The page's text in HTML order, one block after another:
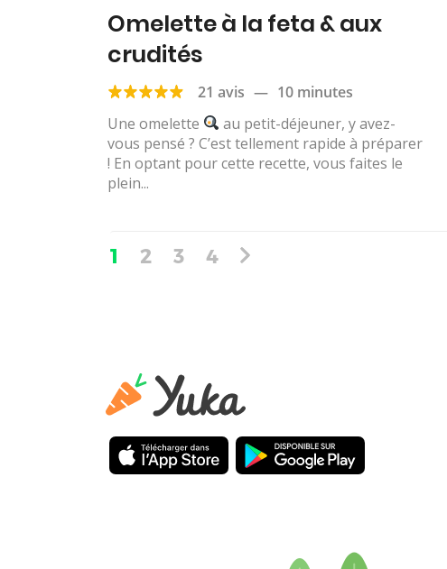
Omelette à la feta & aux
crudités
21 avis — 10 minutes
Une omelette
au petit-déjeuner, y avez-
vous pensé ? C’est tellement rapide à préparer
! En optant pour cette recette, vous faites le
plein...
1 2 3 4